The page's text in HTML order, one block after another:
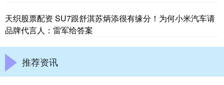
天织股票配资 SU7跟舒淇苏炳添很有缘分！为何小米汽车请
品牌代言人：雷军给答案
推荐资讯